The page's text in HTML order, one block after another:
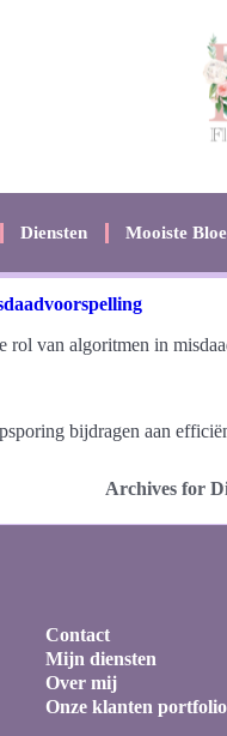
Diensten Mooiste
van algoritmen in
bijdragen aan
Archives for
Contact
Mijn diensten
Over mij
Onze klanten portfolio